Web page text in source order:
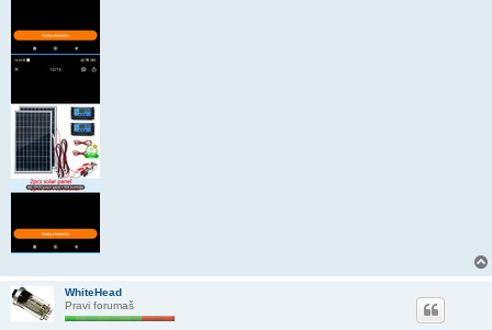
WhiteHead
Pravi forumaš